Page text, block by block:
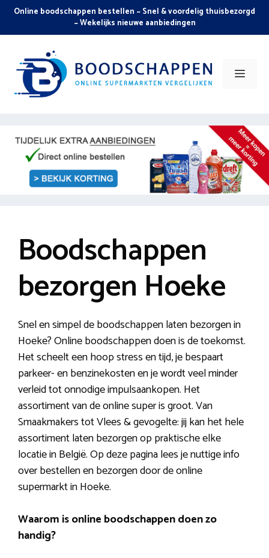
Skip
content
Online boodschappen bestellen ~ Snel & voordelig thuisbezorgd
~ Wekelijks nieuwe aanbiedingen
Menu
Boodschappen
bezorgen Hoeke
Snel en simpel de boodschappen laten bezorgen in
Hoeke? Online boodschappen doen is de toekomst.
Het scheelt een hoop stress en tijd, je bespaart
parkeer- en benzinekosten en je wordt veel minder
verleid tot onnodige impulsaankopen. Het
assortiment van de online super is groot. Van
Smaakmakers tot Vlees & gevogelte: jij kan het hele
assortiment laten bezorgen op praktische elke
locatie in België. Op deze pagina lees je nuttige info
over bestellen en bezorgen door de online
supermarkt in Hoeke.
Waarom is online boodschappen doen zo
handig?